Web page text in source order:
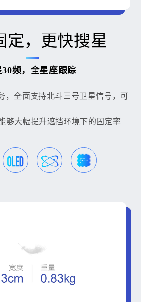
定，更快搜星
30频，全星座跟踪
，全面支持北斗三号卫星信号，可
够大幅提升遮挡环境下的固定率